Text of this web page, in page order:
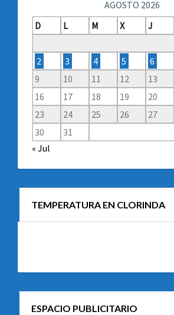
AGOSTO 2026
D
L M X J
2
3 4 5 6
9
10 11 12 13
16
17 18 19 20
23
24 25 26 27
30
31
« Jul
TEMPERATURA EN CLORINDA
ESPACIO PUBLICITARIO